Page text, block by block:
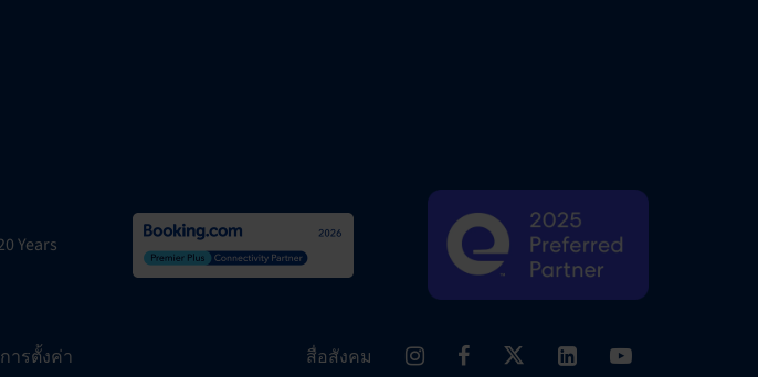
การตั้งค่า สื่อสังคม